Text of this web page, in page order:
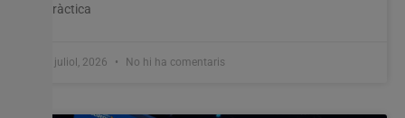
pràctica
8 juliol, 2026 No hi ha comentaris